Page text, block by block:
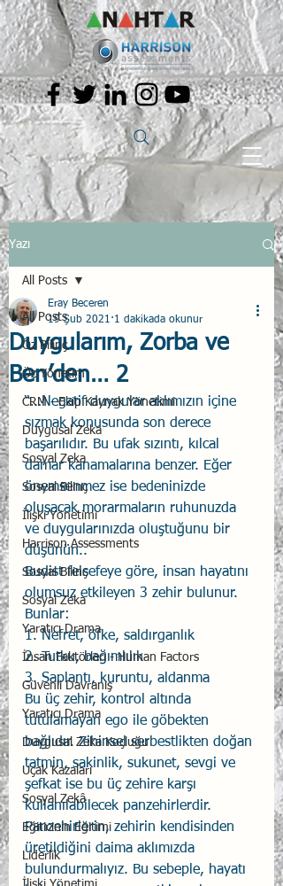
Yazı
All Posts
Öz Bilinç
Öz Yönetim
CRM - Ekip Kaynak Yönetimi
Duygusal Zeka
Sosyal Zeka
Sosyal Bilinç
İlişki Yönetimi
Harrison Assessments
Sosyal Bilinç
Sosyal Zeka
Yaratıcı Drama
İnsan Faktörleri - Human Factors
Güvenli Davranış
Yaratıcı Drama
Duygusal Zeka Koçluğu
Uçak Kazaları
Sosyal Zekâ
Eğiticinin Eğitimi
Liderlik
All Posts
Duygularım, Zorba ve
Ben’den… 2
Eray Beceren
19 Şub 2021 1 dakikada okunur
“…Negatif duygular aklımızın içine
sızmak konusunda son derece
başarılıdır. Bu ufak sızıntı, kılcal
damar kanamalarına benzer. Eğer
önemsenmez ise bedeninizde
oluşacak morarmaların ruhunuzda
ve duygularınızda oluştuğunu bir
düşünün..
Budist felsefeye göre, insan hayatını
olumsuz etkileyen 3 zehir bulunur.
Bunlar:
1. Nefret, öfke, saldırganlık
2. Tutku, bağımlılık
3. Saplantı, kuruntu, aldanma
Bu üç zehir, kontrol altında
tutulamayan ego ile göbekten
bağlıdır. Zihinsel serbestlikten doğan
tatmin, sakinlik, sukunet, sevgi ve
şefkat ise bu üç zehire karşı
kullanılabilecek panzehirlerdir.
Panzehirlerin, zehirin kendisinden
üretildiğini daima aklımızda
bulundurmalıyız. Bu sebeple, hayatı